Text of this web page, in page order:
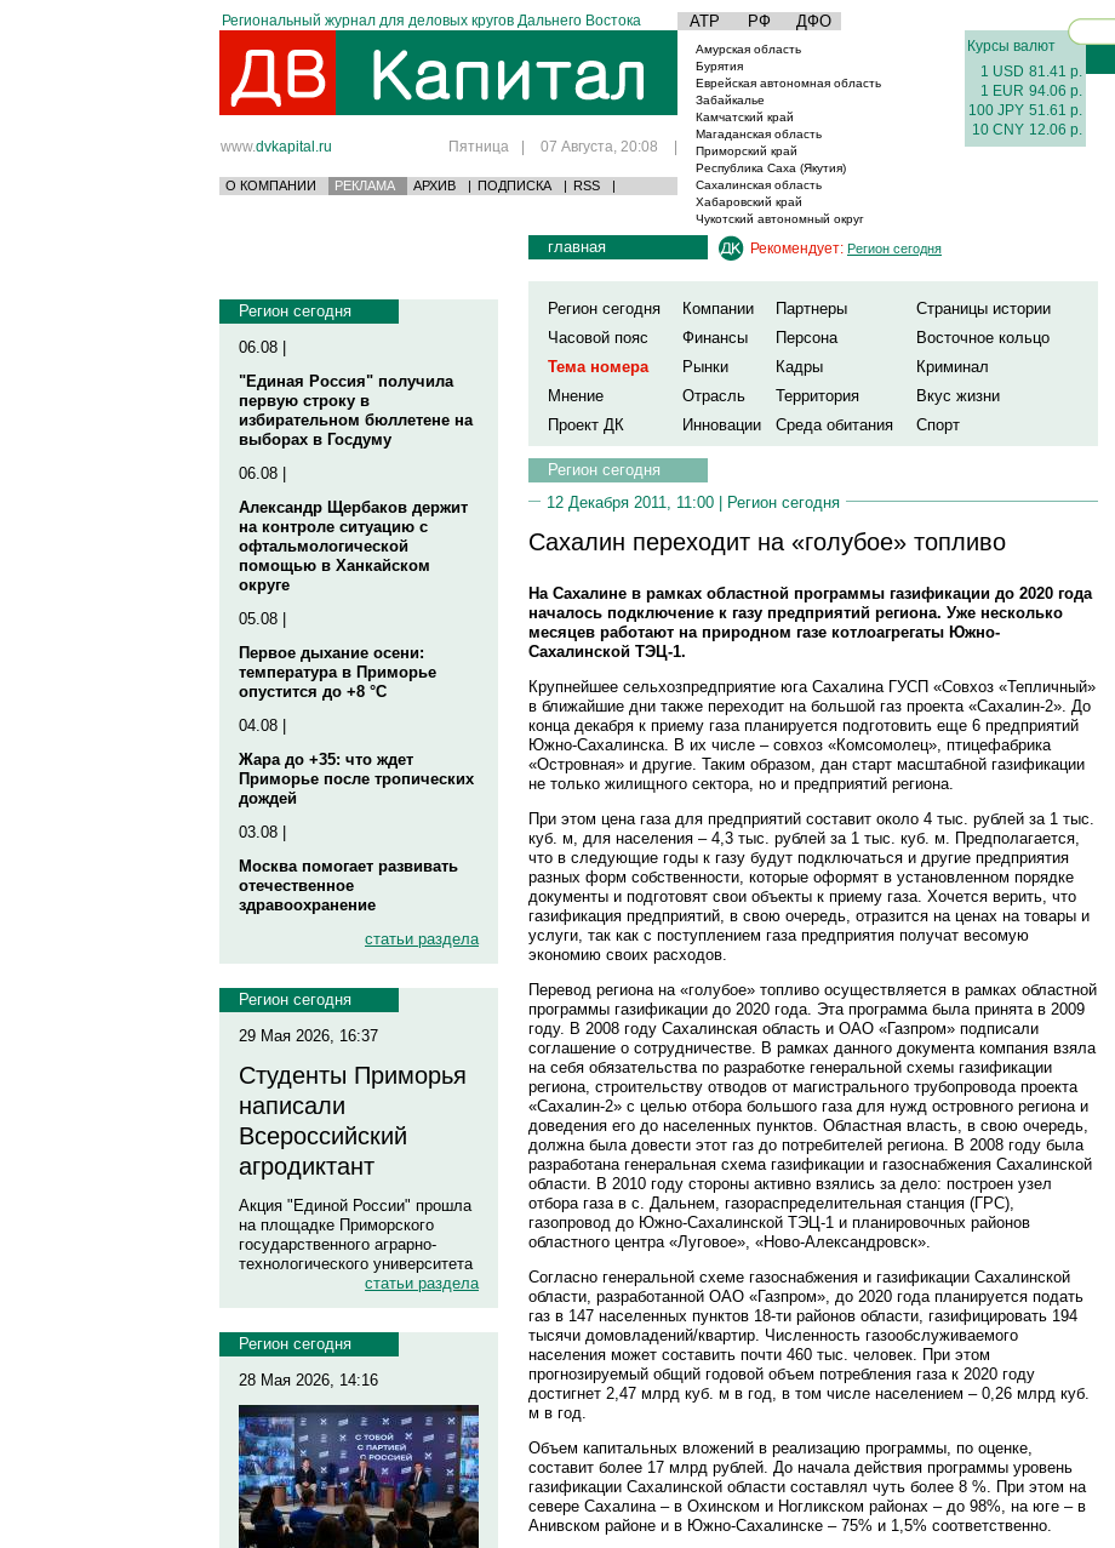
Региональный журнал для деловых кругов Дальнего Востока АТР РФ ДФО
www.dvkapital.ru Пятница | 07 Августа, 20:08 |
О КОМПАНИИ РЕКЛАМА АРХИВ | ПОДПИСКА | RSS |
Амурская область
Бурятия
Еврейская автономная область
Забайкалье
Камчатский край
Магаданская область
Приморский край
Республика Саха (Якутия)
Сахалинская область
Хабаровский край
Чукотский автономный округ
Курсы валют
1 USD 81.41 р.
1 EUR 94.06 р.
100 JPY 51.61 р.
10 CNY 12.06 р.
Регион сегодня
06.08 |
"Единая Россия" получила
первую строку в
избирательном бюллетене на
выборах в Госдуму
06.08 |
Александр Щербаков держит
на контроле ситуацию с
офтальмологической
помощью в Ханкайском
округе
05.08 |
Первое дыхание осени:
температура в Приморье
опустится до +8 °C
04.08 |
Жара до +35: что ждет
Приморье после тропических
дождей
03.08 |
Москва помогает развивать
отечественное
здравоохранение
статьи раздела
Регион сегодня
29 Мая 2026, 16:37
Студенты Приморья
написали
Всероссийский
агродиктант
Акция "Единой России" прошла
на площадке Приморского
государственного аграрно-
технологического университета
статьи раздела
Регион сегодня
28 Мая 2026, 14:16
главная Рекомендует: Регион сегодня
Регион сегодня Компании Партнеры
Страницы истории
Часовой пояс
Финансы Персона
Восточное кольцо
Тема номера
Рынки Кадры
Криминал
Мнение
Отрасль Территория
Вкус жизни
Проект ДК
Инновации Среда обитания Спорт
Регион сегодня
12 Декабря 2011, 11:00 | Регион сегодня
Сахалин переходит на «голубое» топливо
На Сахалине в рамках областной программы газификации до 2020 года
началось подключение к газу предприятий региона. Уже несколько
месяцев работают на природном газе котлоагрегаты Южно-
Сахалинской ТЭЦ-1.
Крупнейшее сельхозпредприятие юга Сахалина ГУСП «Совхоз «Тепличный»
в ближайшие дни также переходит на большой газ проекта «Сахалин-2». До
конца декабря к приему газа планируется подготовить еще 6 предприятий
Южно-Сахалинска. В их числе – совхоз «Комсомолец», птицефабрика
«Островная» и другие. Таким образом, дан старт масштабной газификации
не только жилищного сектора, но и предприятий региона.
При этом цена газа для предприятий составит около 4 тыс. рублей за 1 тыс.
куб. м, для населения – 4,3 тыс. рублей за 1 тыс. куб. м. Предполагается,
что в следующие годы к газу будут подключаться и другие предприятия
разных форм собственности, которые оформят в установленном порядке
документы и подготовят свои объекты к приему газа. Хочется верить, что
газификация предприятий, в свою очередь, отразится на ценах на товары и
услуги, так как с поступлением газа предприятия получат весомую
экономию своих расходов.
Перевод региона на «голубое» топливо осуществляется в рамках областной
программы газификации до 2020 года. Эта программа была принята в 2009
году. В 2008 году Сахалинская область и ОАО «Газпром» подписали
соглашение о сотрудничестве. В рамках данного документа компания взяла
на себя обязательства по разработке генеральной схемы газификации
региона, строительству отводов от магистрального трубопровода проекта
«Сахалин-2» с целью отбора большого газа для нужд островного региона и
доведения его до населенных пунктов. Областная власть, в свою очередь,
должна была довести этот газ до потребителей региона. В 2008 году была
разработана генеральная схема газификации и газоснабжения Сахалинской
области. В 2010 году стороны активно взялись за дело: построен узел
отбора газа в с. Дальнем, газораспределительная станция (ГРС),
газопровод до Южно-Сахалинской ТЭЦ-1 и планировочных районов
областного центра «Луговое», «Ново-Александровск».
Согласно генеральной схеме газоснабжения и газификации Сахалинской
области, разработанной ОАО «Газпром», до 2020 года планируется подать
газ в 147 населенных пунктов 18-ти районов области, газифицировать 194
тысячи домовладений/квартир. Численность газообслуживаемого
населения может составить почти 460 тыс. человек. При этом
прогнозируемый общий годовой объем потребления газа к 2020 году
достигнет 2,47 млрд куб. м в год, в том числе населением – 0,26 млрд куб.
м в год.
Объем капитальных вложений в реализацию программы, по оценке,
составит более 17 млрд рублей. До начала действия программы уровень
газификации Сахалинской области составлял чуть более 8 %. При этом на
севере Сахалина – в Охинском и Ногликском районах – до 98%, на юге – в
Анивском районе и в Южно-Сахалинске – 75% и 1,5% соответственно.